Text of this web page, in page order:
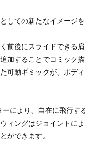
しての新たなイメージを
前後にスライドできる
加することでコミック
可動ギミックが、ボデ
により、自在に飛行す
ィングはジョイントに
ができます。